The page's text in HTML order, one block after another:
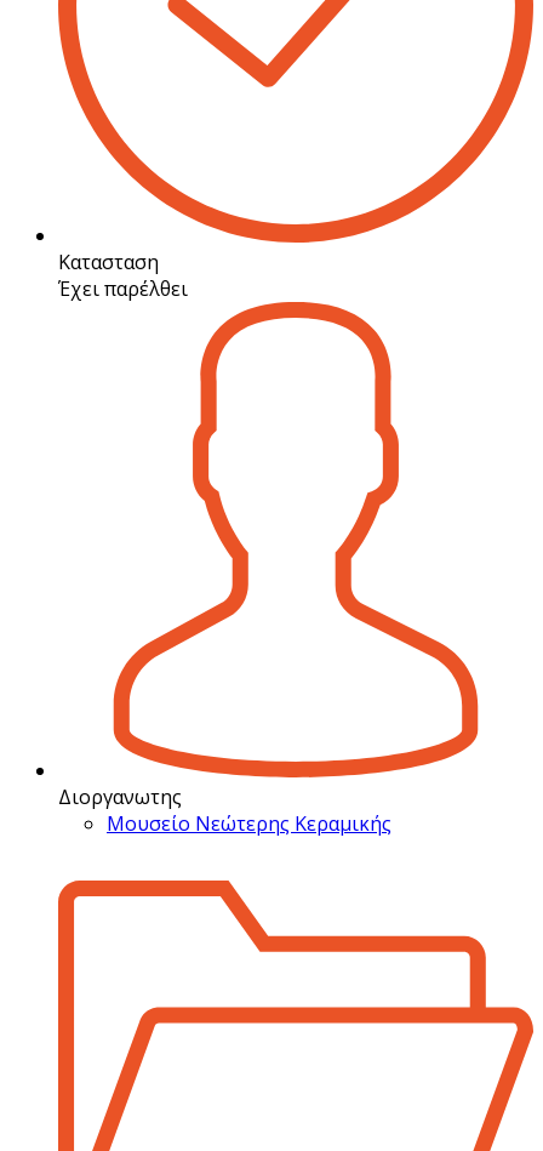
Κατασταση
Έχει παρέλθει
Διοργανωτης
Μουσείο Νεώτερης Κεραμικής